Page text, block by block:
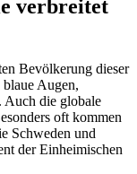
verbreitet
Bevölkerung dieser
Augen,
Auch die globale
oft kommen
Schweden und
der Einheimischen